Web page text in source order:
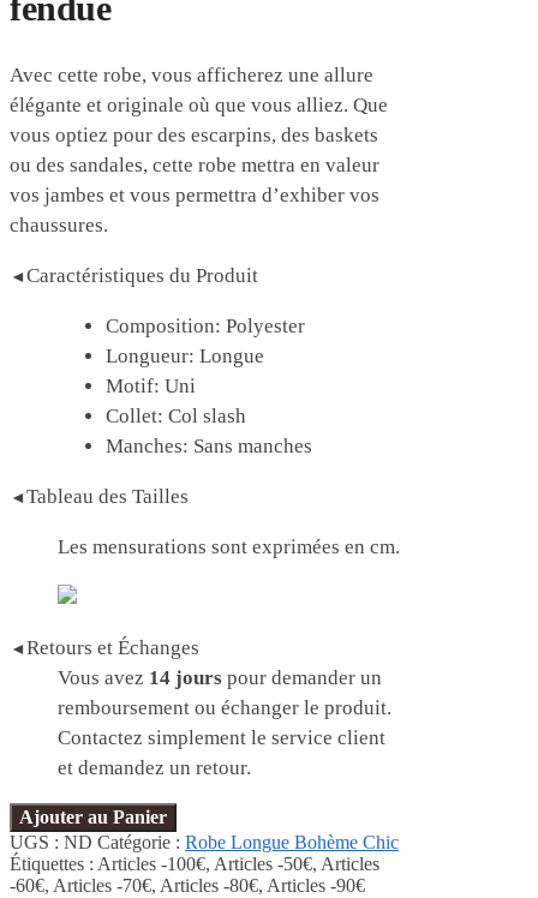
fendue
Avec cette robe, vous afficherez une allure
élégante et originale où que vous alliez. Que
vous optiez pour des escarpins, des baskets
ou des sandales, cette robe mettra en valeur
vos jambes et vous permettra d’exhiber vos
chaussures.
◄Caractéristiques du Produit
Composition: Polyester
Longueur: Longue
Motif: Uni
Collet: Col slash
Manches: Sans manches
◄Tableau des Tailles
Les mensurations sont exprimées en cm.
◄Retours et Échanges
Vous avez 14 jours pour demander un
remboursement ou échanger le produit.
Contactez simplement le service client
et demandez un retour.
Ajouter au Panier
UGS : ND Catégorie : Robe Longue Bohème Chic
Étiquettes : Articles -100€, Articles -50€, Articles
-60€, Articles -70€, Articles -80€, Articles -90€